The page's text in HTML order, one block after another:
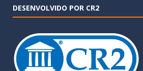
DESENVOLVIDO POR CR2